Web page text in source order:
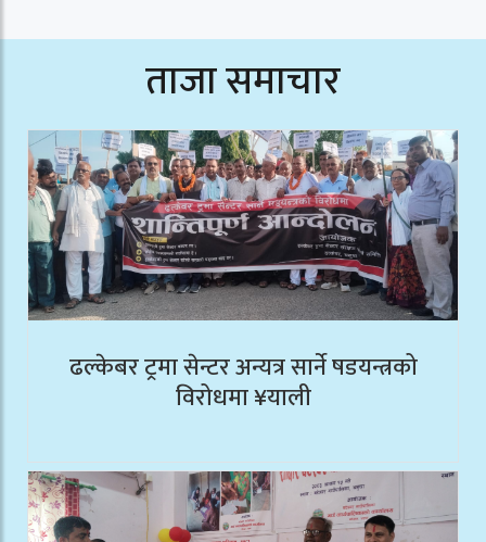
ताजा समाचार
ढल्केबर ट्रमा सेन्टर अन्यत्र सार्ने षडयन्त्रको
विरोधमा ¥याली